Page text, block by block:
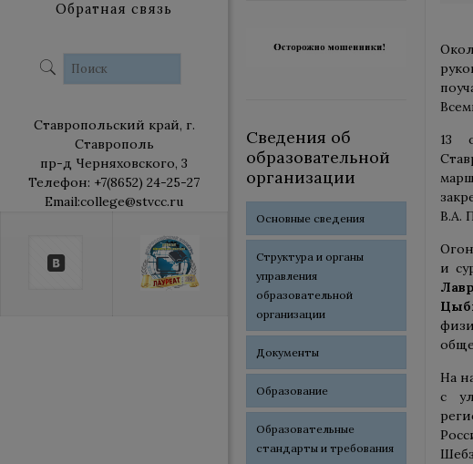
Обратная связь
Ставропольский край, г.
Ставрополь
пр-д Черняховского, 3
Телефон: +7(8652) 24-25-27
Email:college@stvcc.ru
13
В.А.
и
На
с
Сведения об
образовательной
организации
Основные сведения
Структура и органы
управления
образовательной
организации
Документы
Образование
Образовательные
стандарты и требования